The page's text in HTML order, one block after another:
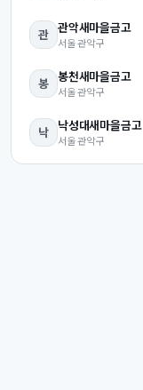
관 관악새마을금고
서울관악구
봉 봉천새마을금고
서울관악구
낙 낙성대새마을금고
서울관악구